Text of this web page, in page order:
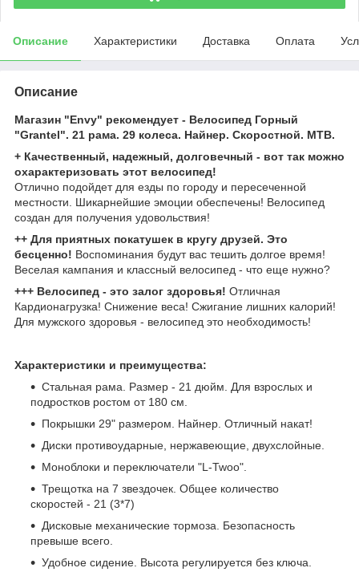
Описание Характеристики Доставка Оплата
Описание
Магазин "Envy" рекомендует - Велосипед Горный
"Grantel". 21 рама. 29 колеса. Найнер. Скоростной. MTB.
+ Качественный, надежный, долговечный - вот так можно
охарактеризовать этот велосипед!
Отлично подойдет для езды по городу и пересеченной
местности. Шикарнейшие эмоции обеспечены! Велосипед
создан для получения удовольствия!
++ Для приятных покатушек в кругу друзей. Это
бесценно! Воспоминания будут вас тешить долгое время!
Веселая кампания и классный велосипед - что еще нужно?
+++ Велосипед - это залог здоровья! Отличная
Кардионагрузка! Снижение веса! Сжигание лишних калорий!
Для мужского здоровья - велосипед это необходимость!
Характеристики и преимущества:
Стальная рама. Размер - 21 дюйм. Для взрослых и
подростков ростом от 180 см.
Покрышки 29" размером. Найнер. Отличный накат!
Диски противоударные, нержавеющие, двухслойные.
Моноблоки и переключатели "L-Twoo".
Трещотка на 7 звездочек. Общее количество
скоростей - 21 (3*7)
Дисковые механические тормоза. Безопасность
превыше всего.
Удобное сидение. Высота регулируется без ключа.